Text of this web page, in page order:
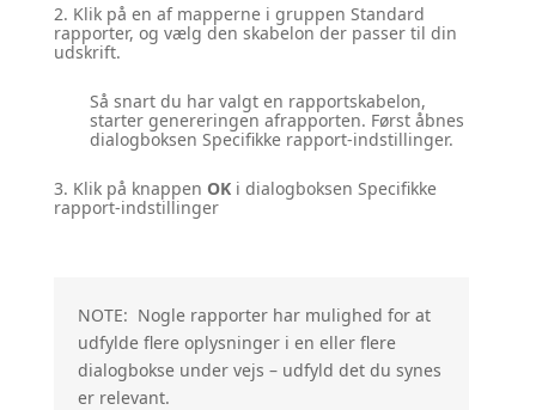
2. Klik på en af mapperne i gruppen Standard
rapporter, og vælg den skabelon der passer til din
udskrift.
Så snart du har valgt en rapportskabelon,
starter genereringen afrapporten. Først åbnes
dialogboksen Specifikke rapport-indstillinger.
3. Klik på knappen OKi dialogboksen Specifikke
rapport-indstillinger
NOTE: Nogle rapporter har mulighed for at
udfylde flere oplysninger i en eller flere
dialogbokse under vejs – udfyld det du synes
er relevant.